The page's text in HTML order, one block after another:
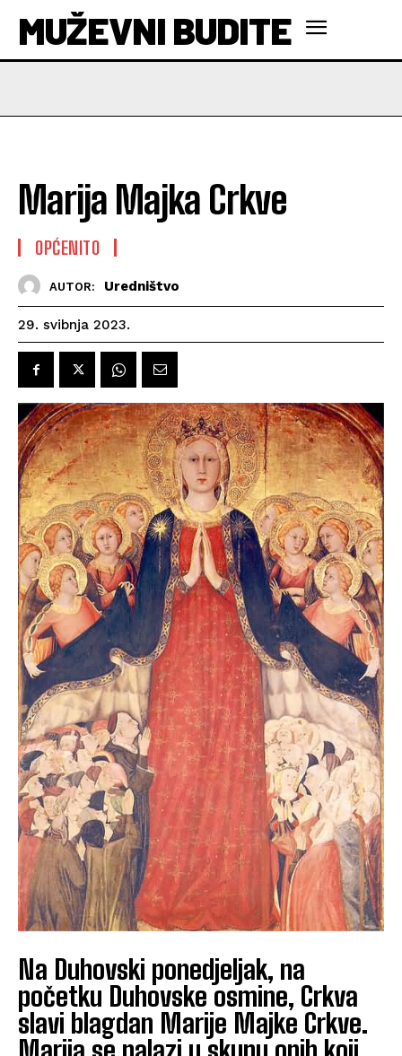
MUŽEVNI BUDITE
Marija Majka Crkve
OPĆENITO
AUTOR: Uredništvo
29. svibnja 2023.
Na Duhovski ponedjeljak, na
početku Duhovske osmine, Crkva
slavi blagdan Marije Majke Crkve.
Marija se nalazi u skupu onih koji